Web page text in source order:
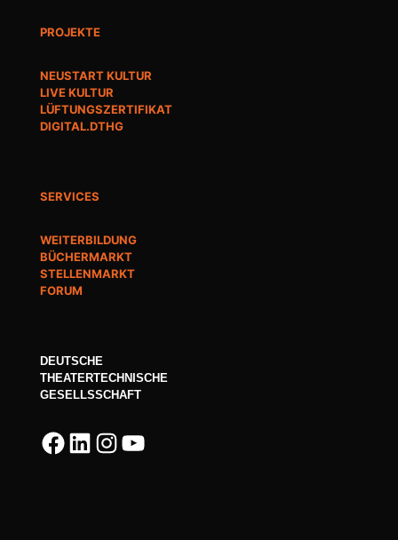
PROJEKTE
NEUSTART KULTUR
LIVE KULTUR
LÜFTUNGSZERTIFIKAT
DIGITAL.DTHG
SERVICES
WEITERBILDUNG
BÜCHERMARKT
STELLENMARKT
FORUM
DEUTSCHE
THEATERTECHNISCHE
GESELLSSCHAFT
Facebook
LinkedIn
Instagram
YouTube